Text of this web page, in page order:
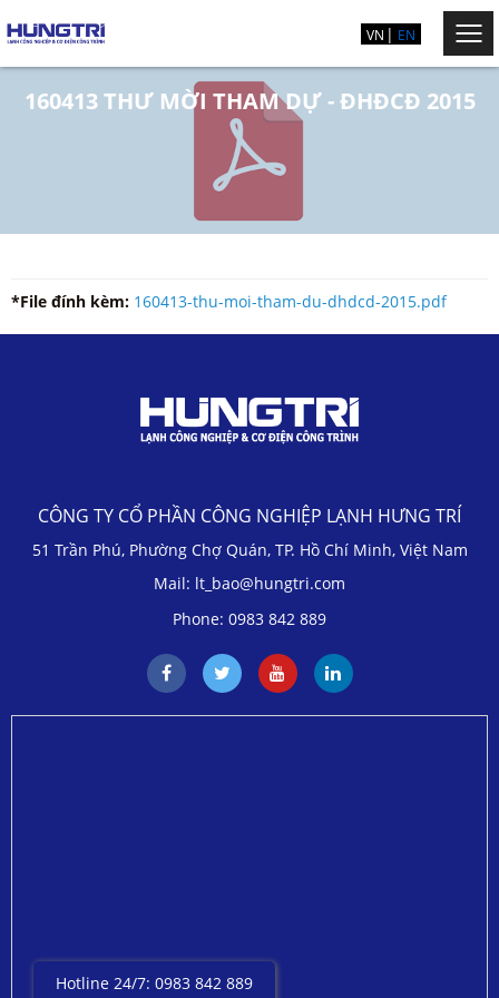
VN EN
160413 THƯ MỜI THAM DỰ - ĐHĐCĐ 2015
*File đính kèm: 160413-thu-moi-tham-du-dhdcd-2015.pdf
Hotline 24/7: 0983 842 889
CÔNG TY CỔ PHẦN CÔNG NGHIỆP LẠNH HƯNG TRÍ
51 Trần Phú, Phường Chợ Quán, TP. Hồ Chí Minh, Việt Nam
Mail: lt_bao@hungtri.com
Phone: 0983 842 889